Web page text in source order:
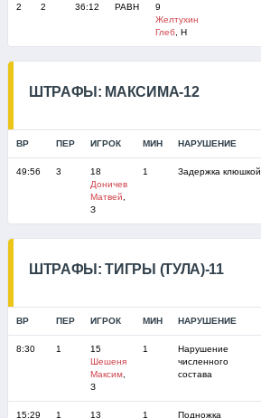
2 2 36:12 РАВН
9
Желтухин
Глеб, Н
ШТРАФЫ: МАКСИМА-12
ВР ПЕР ИГРОК МИН НАРУШЕНИЕ
49:56 3
18
Доничев
Матвей
З
1 Задержка клюшкой
ШТРАФЫ: ТИГРЫ (ТУЛА)-11
ВР ПЕР ИГРОК МИН НАРУШЕНИЕ
8:30 1
15
Шешеня
Максим,
З
1
Нарушение
численного
состава
15:29 1
13
1 Подножка